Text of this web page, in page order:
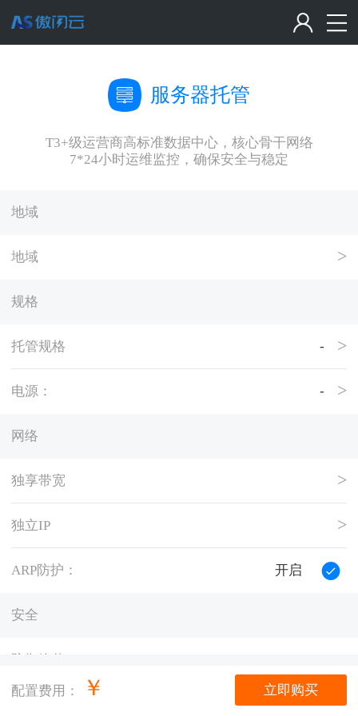
配置费用： ￥ 立即购买
服务器托管
T3+级运营商高标准数据中心，核心骨干网络
7*24小时运维监控，确保安全与稳定
地域
地域
规格
托管规格 -
电源： -
网络
独享带宽
独立IP
ARP防护： 开启
安全
防御峰值：